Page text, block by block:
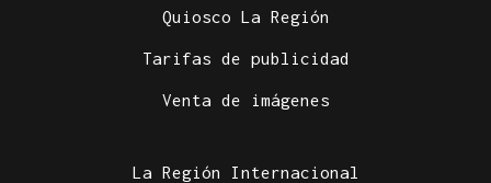
Quiosco La Región
Tarifas de publicidad
Venta de imágenes
La Región Internacional